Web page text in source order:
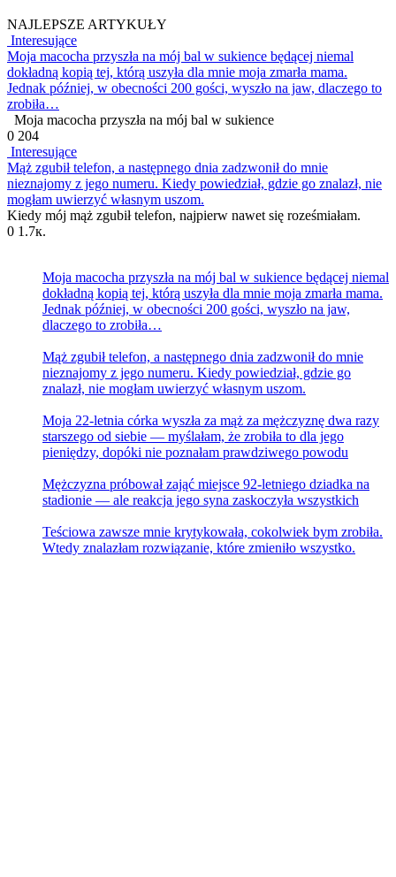
NAJLEPSZE ARTYKUŁY
Interesujące
Moja macocha przyszła na mój bal w sukience będącej niemal
dokładną kopią tej, którą uszyła dla mnie moja zmarła mama.
Jednak później, w obecności 200 gości, wyszło na jaw, dlaczego to
zrobiła…
Moja macocha przyszła na mój bal w sukience
0 204
Interesujące
Mąż zgubił telefon, a następnego dnia zadzwonił do mnie
nieznajomy z jego numeru. Kiedy powiedział, gdzie go znalazł, nie
mogłam uwierzyć własnym uszom.
Kiedy mój mąż zgubił telefon, najpierw nawet się roześmiałam.
0 1.7к.
Moja macocha przyszła na mój bal w sukience będącej niemal
dokładną kopią tej, którą uszyła dla mnie moja zmarła mama.
Jednak później, w obecności 200 gości, wyszło na jaw,
dlaczego to zrobiła…
Mąż zgubił telefon, a następnego dnia zadzwonił do mnie
nieznajomy z jego numeru. Kiedy powiedział, gdzie go
znalazł, nie mogłam uwierzyć własnym uszom.
Moja 22-letnia córka wyszła za mąż za mężczyznę dwa razy
starszego od siebie — myślałam, że zrobiła to dla jego
pieniędzy, dopóki nie poznałam prawdziwego powodu
Mężczyzna próbował zająć miejsce 92-letniego dziadka na
stadionie — ale reakcja jego syna zaskoczyła wszystkich
Teściowa zawsze mnie krytykowała, cokolwiek bym zrobiła.
Wtedy znalazłam rozwiązanie, które zmieniło wszystko.